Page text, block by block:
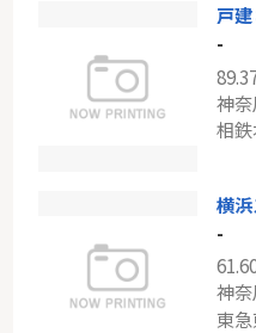
東
戸
-
神
相
横
-
神
東